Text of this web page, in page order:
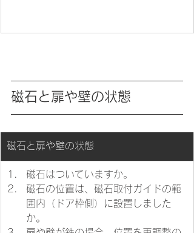
磁石と扉や壁の状態
磁石と扉や壁の状態
磁石はついていますか。
磁石の位置は、磁石取付ガイドの範
囲内（ドア枠側）に設置しました
か。